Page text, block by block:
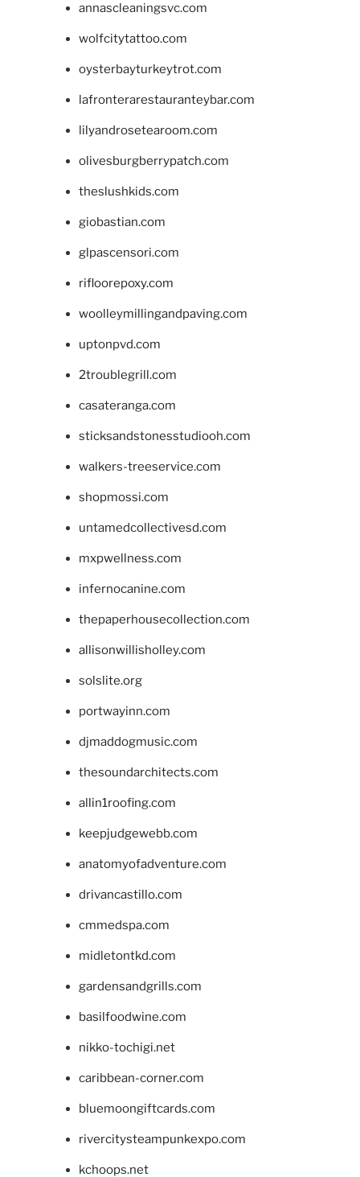
annascleaningsvc.com
wolfcitytattoo.com
oysterbayturkeytrot.com
lafronterarestauranteybar.com
lilyandrosetearoom.com
olivesburgberrypatch.com
theslushkids.com
giobastian.com
glpascensori.com
rifloorepoxy.com
woolleymillingandpaving.com
uptonpvd.com
2troublegrill.com
casateranga.com
sticksandstonesstudiooh.com
walkers-treeservice.com
shopmossi.com
untamedcollectivesd.com
mxpwellness.com
infernocanine.com
thepaperhousecollection.com
allisonwillisholley.com
solslite.org
portwayinn.com
djmaddogmusic.com
thesoundarchitects.com
allin1roofing.com
keepjudgewebb.com
anatomyofadventure.com
drivancastillo.com
cmmedspa.com
midletontkd.com
gardensandgrills.com
basilfoodwine.com
nikko-tochigi.net
caribbean-corner.com
bluemoongiftcards.com
rivercitysteampunkexpo.com
kchoops.net